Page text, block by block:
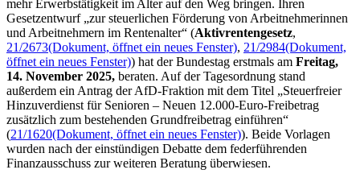
mehr Erwerbstätigkeit im Alter auf den Weg bringen. Ihren
Gesetzentwurf „zur steuerlichen Förderung von Arbeitnehmerinnen
und Arbeitnehmern im Rentenalter“ (Aktivrentengesetz,
21/2673(Dokument, öffnet ein neues Fenster), 21/2984(Dokument,
öffnet ein neues Fenster)) hat der Bundestag erstmals am Freitag,
14. November 2025, beraten. Auf der Tagesordnung stand
außerdem ein Antrag der AfD-Fraktion mit dem Titel „Steuerfreier
Hinzuverdienst für Senioren – Neuen 12.000-Euro-Freibetrag
zusätzlich zum bestehenden Grundfreibetrag einführen“
(21/1620(Dokument, öffnet ein neues Fenster)). Beide Vorlagen
wurden nach der einstündigen Debatte dem federführenden
Finanzausschuss zur weiteren Beratung überwiesen.